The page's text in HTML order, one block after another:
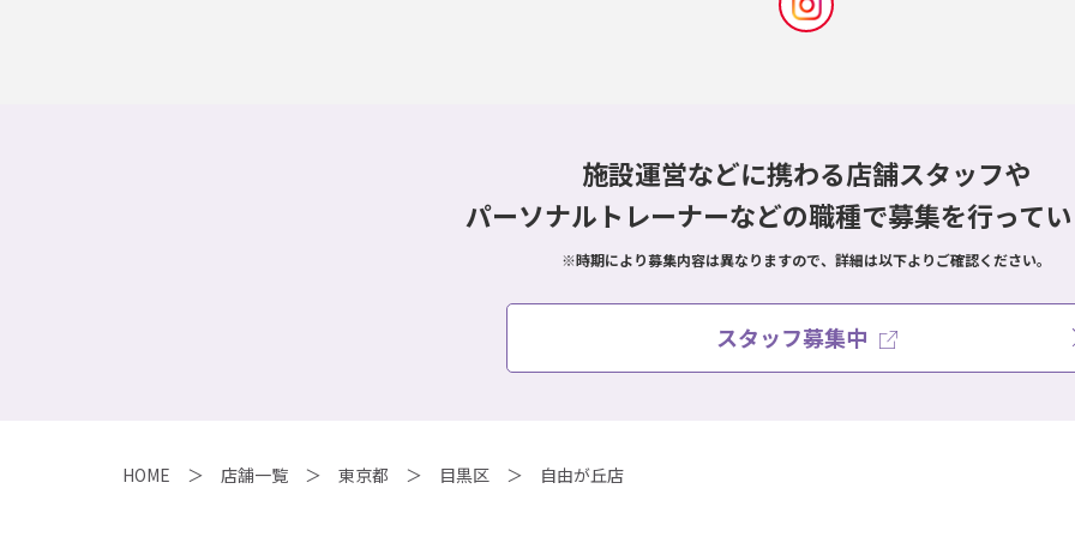
施設運営などに携わる店舗スタッフや
パーソナルトレーナーなどの職種で募集を行って
※時期により募集内容は異なりますので、詳細は以下よりご確認ください。
スタッフ募集中
HOME 店舗一覧 東京都 目黒区 自由が丘店